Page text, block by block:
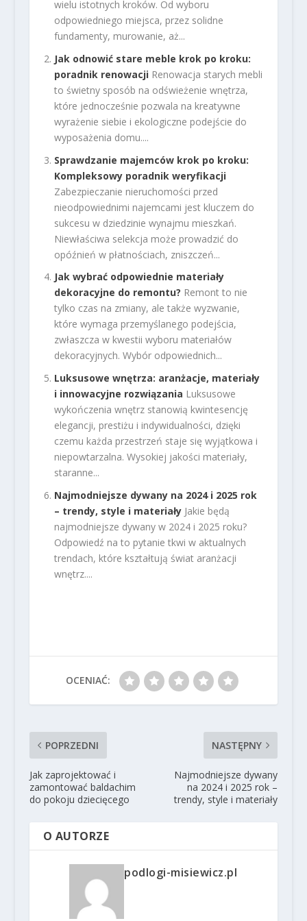
wielu istotnych kroków. Od wyboru
odpowiedniego miejsca, przez solidne
fundamenty, murowanie, aż...
Jak odnowić stare meble krok po kroku:
poradnik renowacji Renowacja starych mebli
to świetny sposób na odświeżenie wnętrza,
które jednocześnie pozwala na kreatywne
wyrażenie siebie i ekologiczne podejście do
wyposażenia domu....
Sprawdzanie majemców krok po kroku:
Kompleksowy poradnik weryfikacji
Zabezpieczanie nieruchomości przed
nieodpowiednimi najemcami jest kluczem do
sukcesu w dziedzinie wynajmu mieszkań.
Niewłaściwa selekcja może prowadzić do
opóźnień w płatnościach, zniszczeń...
Jak wybrać odpowiednie materiały
dekoracyjne do remontu? Remont to nie
tylko czas na zmiany, ale także wyzwanie,
które wymaga przemyślanego podejścia,
zwłaszcza w kwestii wyboru materiałów
dekoracyjnych. Wybór odpowiednich...
Luksusowe wnętrza: aranżacje, materiały
i innowacyjne rozwiązania Luksusowe
wykończenia wnętrz stanowią kwintesencję
elegancji, prestiżu i indywidualności, dzięki
czemu każda przestrzeń staje się wyjątkowa i
niepowtarzalna. Wysokiej jakości materiały,
staranne...
Najmodniejsze dywany na 2024 i 2025 rok
– trendy, style i materiały Jakie będą
najmodniejsze dywany w 2024 i 2025 roku?
Odpowiedź na to pytanie tkwi w aktualnych
trendach, które kształtują świat aranżacji
wnętrz....
OCENIAĆ:
POPRZEDNI
Jak zaprojektować i
zamontować baldachim
do pokoju dziecięcego
NASTĘPNY
Najmodniejsze dywany
na 2024 i 2025 rok –
trendy, style i materiały
O AUTORZE
podlogi-misiewicz.pl